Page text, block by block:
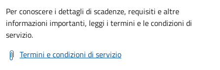
Per conoscere i dettagli di scadenze, requisiti e altre
informazioni importanti, leggi i termini e le condizioni di
servizio.
Termini e condizioni di servizio